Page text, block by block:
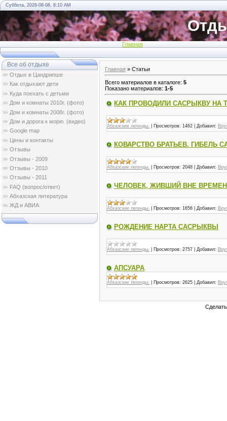
Суббота, 2026-08-08, 8:10 AM
Главная
Все об отдыхе
Отдых в Цандрипше
Как отдыхают дети
Куда поехать с детьми
Дом и комнаты 2010г. (фото)
Дом и комнаты 2008г. (фото)
Дом и дорога к морю. (видео)
Google map
Цены и контакты
Отзывы
Oтзывы - 2009
Oтзывы - 2010
Oтзывы - 2011
FAQ (вопрос/ответ)
Абхазская литература
ЖД и АВИА
Главная » Статьи
Всего материалов в каталоге: 5
Показано материалов: 1-5
КАК ПРОВОДИЛИ САСРЫКВУ НА
Абхазские легенды. Просмотров: 1462 Добавил:
КОВАРСТВО БРАТЬЕВ. ГИБЕЛЬ
Абхазские легенды. Просмотров: 2048 Добавил:
ЧЕЛОВЕК, ЖИВШИЙ ВНЕ
Абхазские легенды. Просмотров: 1656 Добавил:
РОЖДЕНИЕ НАРТА САСРЫКВЫ
Абхазские легенды. Просмотров: 2757 Добавил:
АПСУАРА
Абхазские легенды. Просмотров: 2625 Добавил: